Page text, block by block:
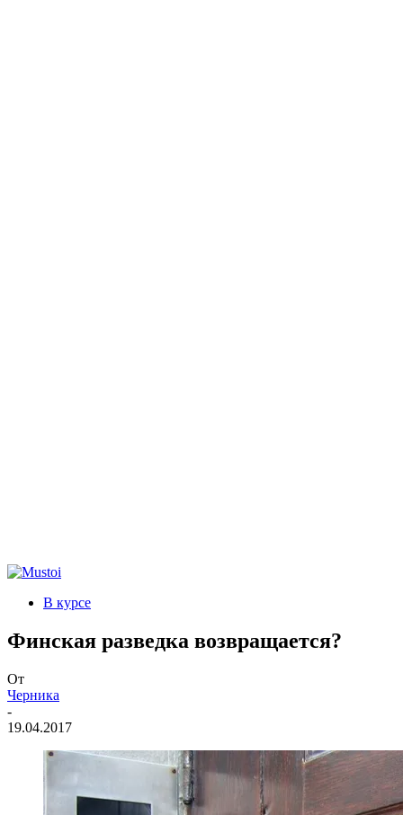
В курсе
Финская разведка возвращается?
От
Черника
-
19.04.2017